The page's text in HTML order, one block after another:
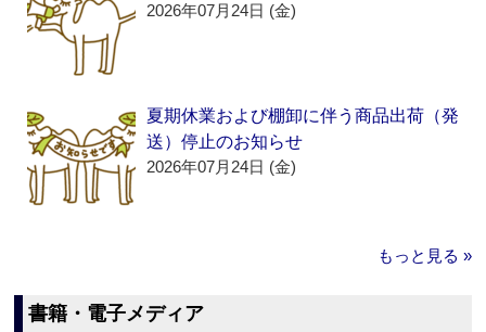
2026年07月24日 (金)
夏期休業および棚卸に伴う商品出荷（発
送）停止のお知らせ
2026年07月24日 (金)
もっと見る »
書籍・電子メディア